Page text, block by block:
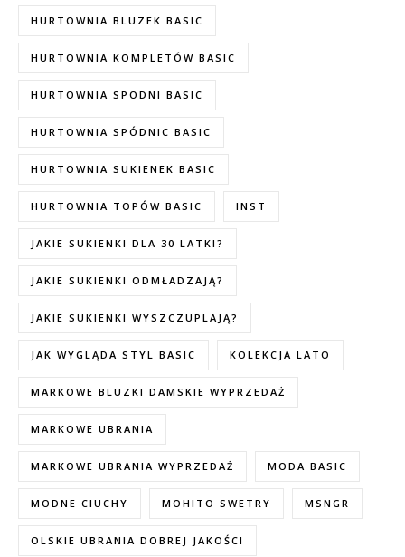
HURTOWNIA BLUZEK BASIC
HURTOWNIA KOMPLETÓW BASIC
HURTOWNIA SPODNI BASIC
HURTOWNIA SPÓDNIC BASIC
HURTOWNIA SUKIENEK BASIC
HURTOWNIA TOPÓW BASIC INST
JAKIE SUKIENKI DLA 30 LATKI?
JAKIE SUKIENKI ODMŁADZAJĄ?
JAKIE SUKIENKI WYSZCZUPLAJĄ?
JAK WYGLĄDA STYL BASIC KOLEKCJA LATO
MARKOWE BLUZKI DAMSKIE WYPRZEDAŻ
MARKOWE UBRANIA
MARKOWE UBRANIA WYPRZEDAŻ MODA BASIC
MODNE CIUCHY MOHITO SWETRY MSNGR
OLSKIE UBRANIA DOBREJ JAKOŚCI